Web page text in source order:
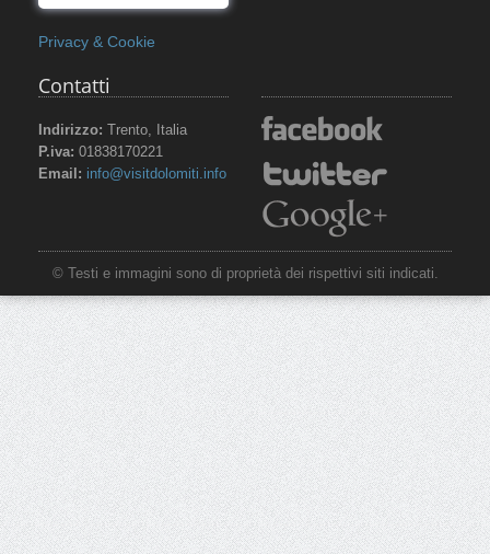
Privacy & Cookie
Contatti
Indirizzo: Trento, Italia
P.iva: 01838170221
Email: info@visitdolomiti.info
© Testi e immagini sono di proprietà dei rispettivi siti indicati.